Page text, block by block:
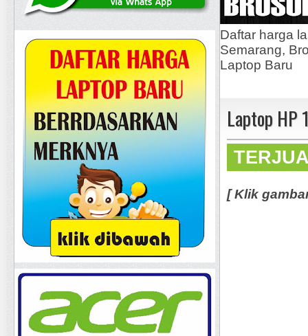
Daftar harga
Semarang,
Laptop Baru
Laptop HP
[ Klik